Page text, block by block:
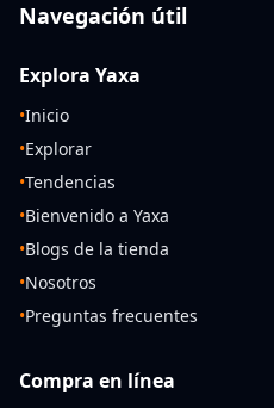
Navegación útil
Explora Yaxa
•Inicio
•Explorar
•Tendencias
•Bienvenido a Yaxa
•Blogs de la tienda
•Nosotros
•Preguntas frecuentes
Compra en línea